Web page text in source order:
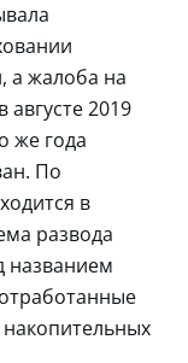
а жалоба на
2019
же года
По
в
развода
названием